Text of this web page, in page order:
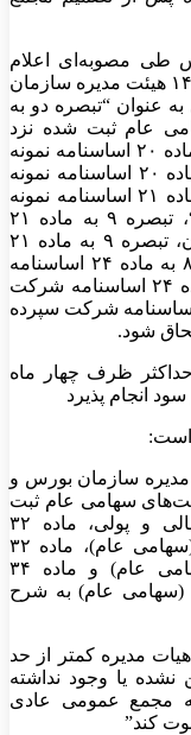
طی مصوبه‌ای اعلام
کرد: مطابق مصوبه مورخ دهم بهمن ماه ۱۴۰۱ هیئت مدیره سازمان
عنوان “تبصره دو به
عام ثبت شده نزد
سازمان به استثنای نهادهای مالی و پولی، ماده ۲۰ اساسنامه نمونه
شرکت های مادر/ هلدینگ (سهامی عام)، ماده ۲۰ اساسنامه نمونه
شرکت‌های سرمایه‌گذاری (سهامی عام)، ماده ۲۱ اساسنامه نمونه
شرکت‌های تامین سرمایه (سهامی عام) “، تبصره ۹ به ماده ۲۱
اساسنامه شرکت بورس أوراق بهادار تهران، تبصره ۹ به ماده ۲۱
اساسنامه شرکت فرابورس ایران، تبصره ۸ به ماده ۲۴ اساسنامه
شرکت بورس کالای ایران، تبصره ۸ به ماده ۲۴ اساسنامه شرکت
انرژی ایران” و تبصره ۶ به ماده ۲۶ اساسنامه شرکت سپرده
شود.
ظرف چهار ماه
انجام پذیرد
است:
مورخ ۲۹ تیر ۱۴۰۱ هیئت مدیره سازمان بورس و
نمونه شرکت‌های سهامی عام ثبت
شده نزد سازمان به استثنای نهادهای مالی و پولی، ماده ۳۲
اساسنامه نمونه شرکت های مادر/هلدینگ(سهامی عام)، ماده ۳۲
اساسنامه شرکت‌های سرمایه‌گذاری (سهامی عام) و ماده ۳۴
(سهامی عام) به شرح
مدیره کمتر از حد
یا وجود نداشته
مجمع عمومی عادی
کند”